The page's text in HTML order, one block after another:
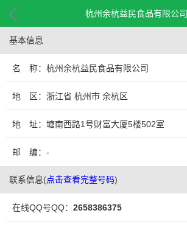
杭州余杭益民食品有限公司
基本信息
名 称：杭州余杭益民食品有限公司
地 区：浙江省 杭州市 余杭区
地 址：塘南西路1号财富大厦5楼502室
邮 编：-
联系信息(点击查看完整号码)
在线QQ号QQ： 2658386375